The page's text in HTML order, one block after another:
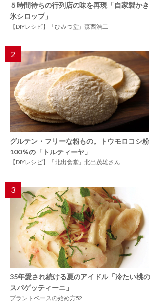
５時間待ちの行列店の味を再現「自家製かき
氷シロップ」
【DIYレシピ】「ひみつ堂」森西浩二
2
グルテン・フリーな粉もの。トウモロコシ粉
100％の「トルティーヤ」
【DIYレシピ】「北出食堂」北出茂雄さん
3
35年愛され続ける夏のアイドル「冷たい桃の
スパゲッティーニ」
プラントベースの始め方52